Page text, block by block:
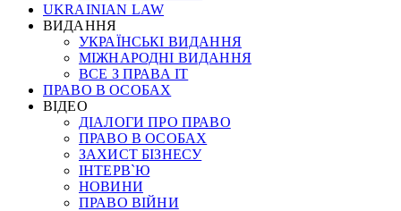
UKRAINIAN LAW
ВИДАННЯ
УКРАЇНСЬКІ ВИДАННЯ
МІЖНАРОДНІ ВИДАННЯ
ВСЕ З ПРАВА ІТ
ПРАВО В ОСОБАХ
ВІДЕО
ДІАЛОГИ ПРО ПРАВО
ПРАВО В ОСОБАХ
ЗАХИСТ БІЗНЕСУ
ІНТЕРВ`Ю
НОВИНИ
ПРАВО ВІЙНИ